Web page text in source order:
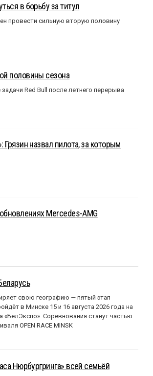
в борьбу за титул
провести сильную вторую половину
половины сезона
Red Bull после летнего перерыва
назвал пилота, за которым
Mercedes-AMG
свою географию — пятый этап
в Минске 15 и 16 августа 2026 года на
Соревнования станут частью
OPEN RACE MINSK
Нюрбургринга» всей семьёй